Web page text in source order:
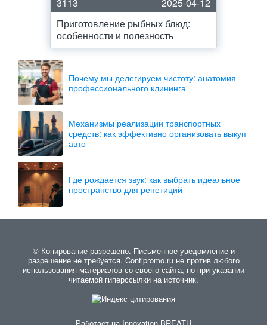
Приготовление рыбных блюд:
особенности и полезность
Почему мы делегируем чистоту: анатомия
профессионального клининга
Механизмы реализации транспортных
средств: как эффективно организовать выкуп
авто
Где рождается звук: как выбрать идеальное
пространство для репетиций
© Копирование разрешено. Письменное уведомление и
разрешение не требуется. Contipromo.ru не против любого
использования материалов со своего сайта, но при указании
читаемой гиперссылки на источник.